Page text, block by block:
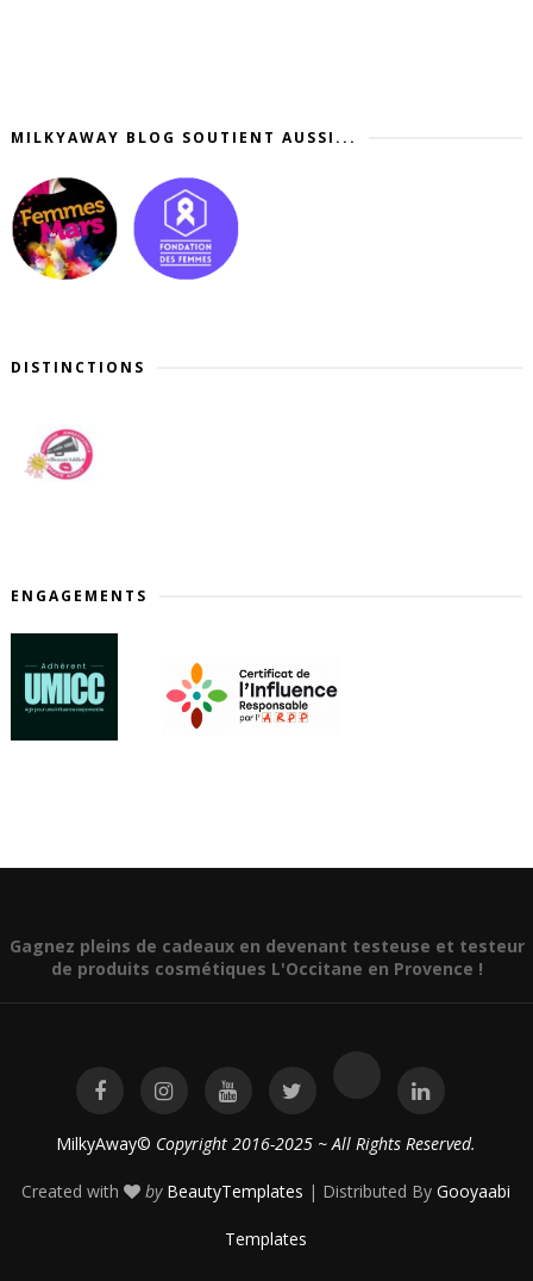
MILKYAWAY BLOG SOUTIENT AUSSI...
DISTINCTIONS
ENGAGEMENTS
Gagnez pleins de cadeaux en devenant testeuse et testeur
de produits cosmétiques L'Occitane en Provence !
MilkyAway© Copyright 2016-2025 ~ All Rights Reserved.
Created with by BeautyTemplates | Distributed ByGooyaabi
Templates